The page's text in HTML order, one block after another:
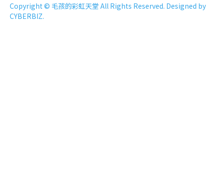
Copyright © 毛孩的彩虹天堂 All Rights Reserved. Designed by
CYBERBIZ.